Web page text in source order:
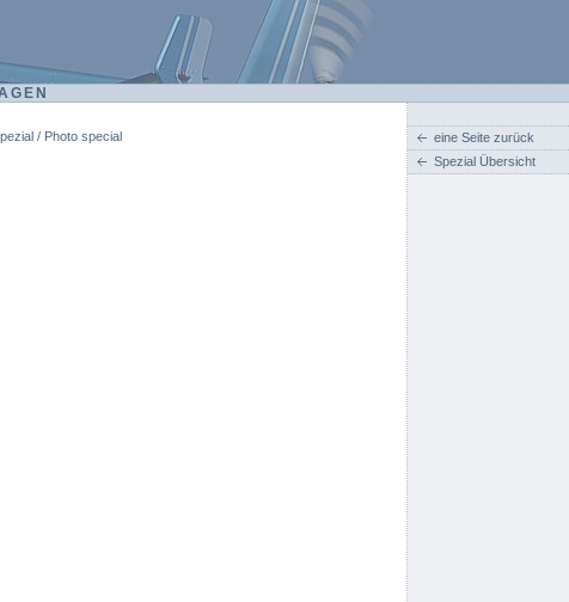
/ Photo special
eine Seite zurück
Spezial Übersicht